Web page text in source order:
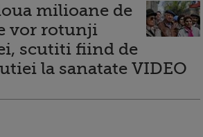
milioane de
vor rotunji
scutiti fiind de
la sanatate VIDEO